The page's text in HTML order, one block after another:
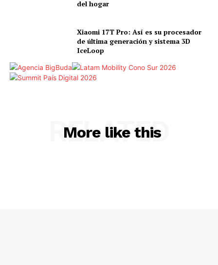
del hogar
Xiaomi 17T Pro: Así es su procesador
de última generación y sistema 3D
IceLoop
More like this
RELATED